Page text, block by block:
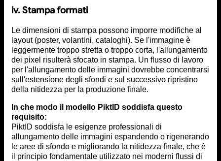
iv.Stampa formati
Le dimensioni di stampa possono imporre modifiche al
layout (poster, volantini, cataloghi). Se l'immagine è
leggermente troppo stretta o troppo corta, l'allungamento
dei pixel risulterà sfocato in stampa. Un flusso di lavoro
per l'allungamento delle immagini dovrebbe concentrarsi
sull'estensione degli sfondi e sul successivo ripristino
della nitidezza per la produzione finale.
In che modo il modello PiktID soddisfa questo
requisito:
PiktID soddisfa le esigenze professionali di
allungamento delle immagini espandendo o rigenerando
le aree di sfondo e migliorando la nitidezza finale, che è
il principio fondamentale utilizzato nei moderni flussi di